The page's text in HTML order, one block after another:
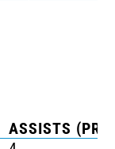
ASSISTS